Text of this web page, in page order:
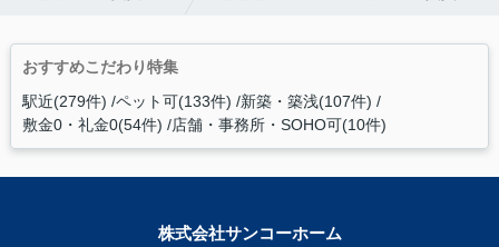
おすすめこだわり特集
駅近(279件) ペット可(133件) 新築・築浅(107件)
敷金0・礼金0(54件) 店舗・事務所・SOHO可(10件)
株式会社サンコーホーム